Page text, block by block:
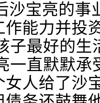
沙宝亮的
作能力并投
子最好的
一直默默
女人给了沙